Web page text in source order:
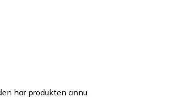
här produkten ännu.